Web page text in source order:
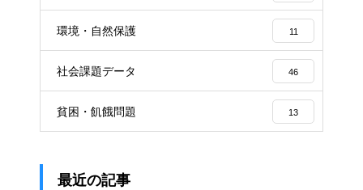
環境・自然保護 11
社会課題データ 46
貧困・飢餓問題 13
最近の記事